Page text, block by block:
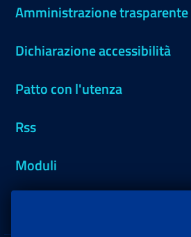
Amministrazione trasparente
Dichiarazione accessibilità
Patto con l'utenza
Rss
Moduli